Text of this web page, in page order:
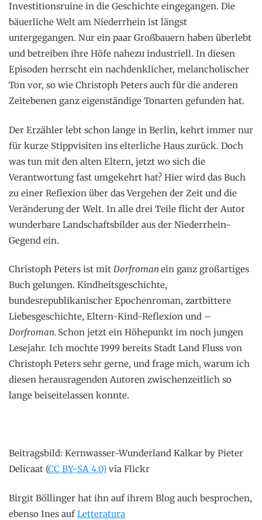
Investitionsruine in die Geschichte eingegangen. Die
bäuerliche Welt am Niederrhein ist längst
untergegangen. Nur ein paar Großbauern haben überlebt
und betreiben ihre Höfe nahezu industriell. In diesen
Episoden herrscht ein nachdenklicher, melancholischer
Ton vor, so wie Christoph Peters auch für die anderen
Zeitebenen ganz eigenständige Tonarten gefunden hat.
Der Erzähler lebt schon lange in Berlin, kehrt immer nur
für kurze Stippvisiten ins elterliche Haus zurück. Doch
was tun mit den alten Eltern, jetzt wo sich die
Verantwortung fast umgekehrt hat? Hier wird das Buch
zu einer Reflexion über das Vergehen der Zeit und die
Veränderung der Welt. In alle drei Teile flicht der Autor
wunderbare Landschaftsbilder aus der Niederrhein-
Gegend ein.
Christoph Peters ist mit Dorfromanein ganz großartiges
Buch gelungen. Kindheitsgeschichte,
bundesrepublikanischer Epochenroman, zartbittere
Liebesgeschichte, Eltern-Kind-Reflexion und –
Dorfroman. Schon jetzt ein Höhepunkt im noch jungen
Lesejahr. Ich mochte 1999 bereits Stadt Land Fluss von
Christoph Peters sehr gerne, und frage mich, warum ich
diesen herausragenden Autoren zwischenzeitlich so
lange beiseitelassen konnte.
Beitragsbild: Kernwasser-Wunderland Kalkar by Pieter
Delicaat (CC BY-SA 4.0) via Flickr
Birgit Böllinger hat ihn auf ihrem Blog auch besprochen,
ebenso Ines aufLetteratura